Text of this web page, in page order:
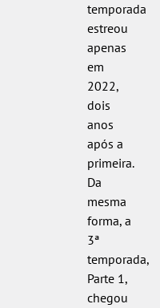
temporada
estreou
apenas
em
2022,
dois
anos
após a
primeira.
Da
mesma
forma, a
3ª
temporada,
Parte 1,
chegou